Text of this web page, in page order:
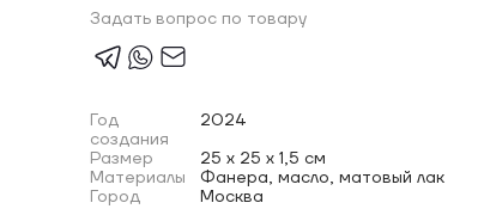
Задать вопрос по товару
Год
создания
2024
Размер
25 x 25 x 1,5 см
Материалы
Фанера, масло, матовый лак
Город
Москва